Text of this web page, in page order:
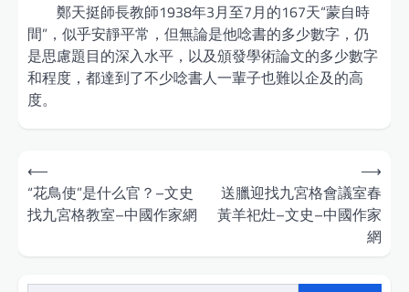
鄭天挺師長教師1938年3月至7月的167天“蒙自時
間”，似乎安靜平常，但無論是他唸書的多少數字，仍
是思慮題目的深入水平，以及頒發學術論文的多少數字
和程度，都達到了不少唸書人一輩子也難以企及的高
度。
Post
navigation
⟵
“花鳥使”是什么官？–文史
找九宮格教室–中國作家網
送臘迎找九宮格會議室春
黃羊祀灶–文史–中國作家
網
⟶